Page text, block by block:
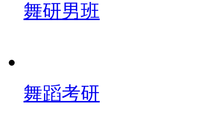
舞研男班
舞蹈考研